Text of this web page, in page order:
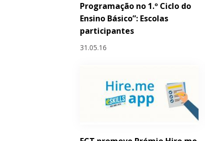
Programação no 1.º Ciclo do
Ensino Básico”: Escolas
participantes
31.05.16